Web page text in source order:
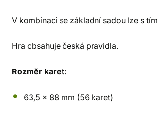
V kombinaci se základní sadou lze s
Hra obsahuje česká pravidla.
Rozměr karet:
63,5 x 88 mm (56 karet)